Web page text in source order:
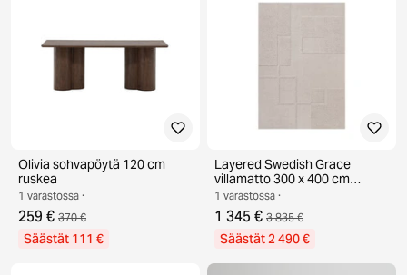
Olivia sohvapöytä 120 cm
ruskea
1 varastossa ·
259 € 370 €
Säästät 111 €
Layered Swedish Grace
villamatto 300 x 400 cm
Oatmeal
1 varastossa ·
1 345 € 3 835 €
Säästät 2 490 €